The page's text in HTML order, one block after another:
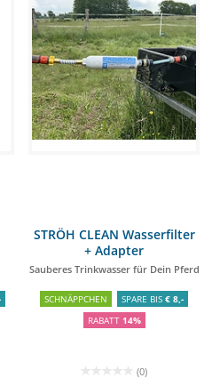
STRÖH CLEAN Wasserfilter
+ Adapter
Sauberes Trinkwasser für Dein Pferd
SCHNÄPPCHEN SPARE BIS € 8,-
RABATT 14%
(0)